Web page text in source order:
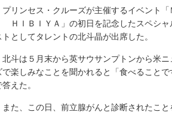
リンセス・クルーズが主催するイベン
ＨＩＢＩＹＡ」の初日を記念したスペシ
トとしてタレントの北斗晶が出席した。
斗は５月末から英サウサンプトンから米
で楽しみなことを聞かれると「食べること
答えた。
た、この日、前立腺がんと診断されたこ